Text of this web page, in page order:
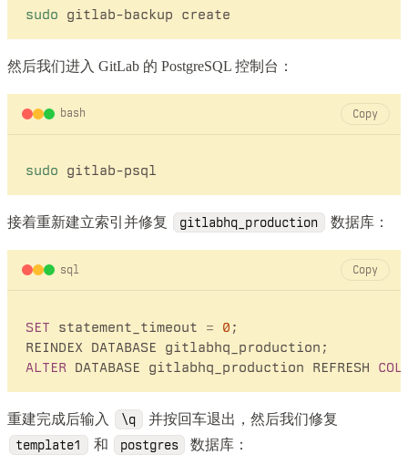
sudo
然后我们进入 GitLab 的 PostgreSQL 控制台：
bash Copy
sudo
接着重新建立索引并修复 gitlabhq_production 数据库：
sql Copy
SET statement_timeout = 0 ;
ALTER DATABASE gitlabhq_production REFRESH
重建完成后输入 \q 并按回车退出，然后我们修复
template1 和 postgres 数据库：